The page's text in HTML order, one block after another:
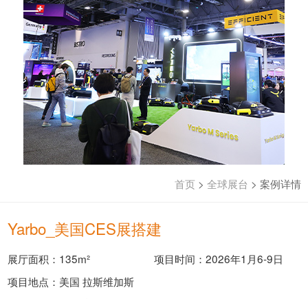
首页 > 全球展台 > 案例详情
Yarbo_美国CES展搭建
展厅面积：135m²
项目时间：2026年1月6-9日
项目地点：美国 拉斯维加斯